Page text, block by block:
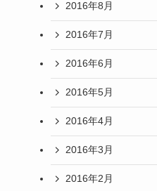
2016年8月
2016年7月
2016年6月
2016年5月
2016年4月
2016年3月
2016年2月